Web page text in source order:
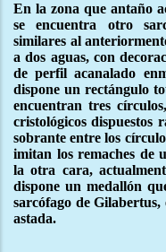
En la zona que antaño
se encuentra otro
similares al
a dos aguas, con
de perfil acanalado
dispone un rectángulo
encuentran tres
cristológicos dispuestos
sobrante entre los
imitan los remaches de
la otra cara,
dispone un medallón
sarcófago de
astada.